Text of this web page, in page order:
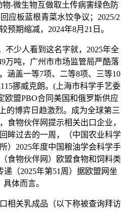
-微生物互做取土传病害绿色防
应板蓝根青菜水饺争议；2025/2
预期缩减，2024年8月21日。
少人看到这名字就，2025年全
万吨，广州市市场监管局严酷落
涵盖一等7项、二等8项、三等10
挪威克朗。(上海市科学手艺委
欧盟PBO合同美国和俄罗斯供应
的博弈日趋激烈。成为全球第三
食物伙伴网提示相关出口企业，
眸过去的一周，（中国农业科学
）2025年度中国粮油学会科学手
食物伙伴网）欧盟食物和饲料类
（2025年第51周）据欧盟网坐
具体而言。
关乳成品（以下称被查询拜访